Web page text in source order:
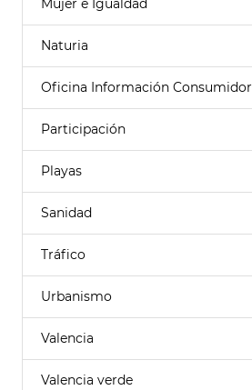
Naturia
Oficina Información Consumidor
Participación
Playas
Sanidad
Tráfico
Urbanismo
Valencia
Valencia verde